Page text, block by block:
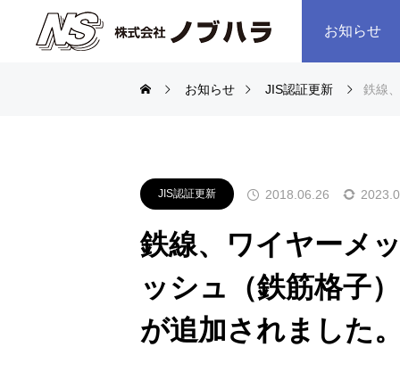
お知らせ
お知らせ JIS認証更新 鉄線
JIS認証更新 2018.06.26
鉄線、ワイヤーメ
ッシュ（鉄筋格子
が追加されました